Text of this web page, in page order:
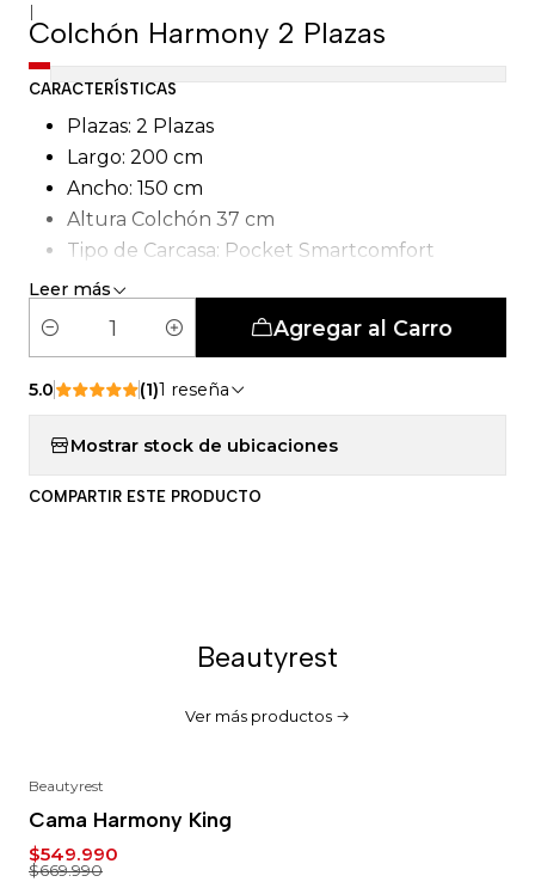
|
Colchón Harmony 2 Plazas
CARACTERÍSTICAS
Plazas: 2 Plazas
Largo: 200 cm
Ancho: 150 cm
Altura Colchón 37 cm
Tipo de Carcasa: Pocket Smartcomfort
Leer más
d
Agregar al Carro
5.0 (1)1 reseña
Mostrar stock de ubicaciones
COMPARTIR ESTE PRODUCTO
Beautyrest
Ver más productos
Beautyrest
Cama Harmony King
$549.990
$669.990